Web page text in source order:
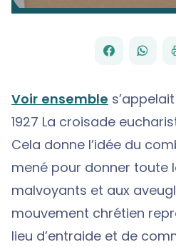
PARTAGER
FACEBOOK
Voir ensemble
1927 La croisade
Cela donne l’idée du
mené pour donner toute
malvoyants et aux
mouvement chrétien
lieu d’entraide et de